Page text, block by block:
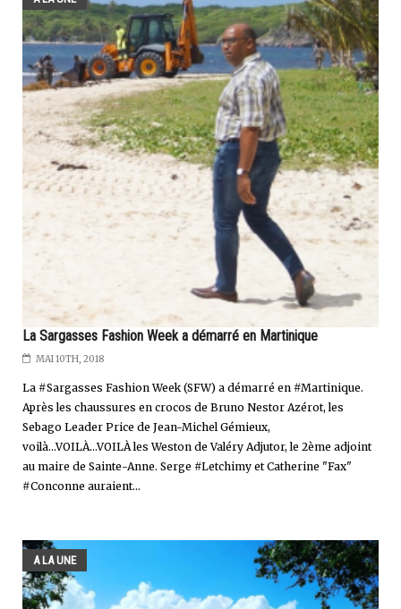
La Sargasses Fashion Week a démarré en Martinique
MAI 10TH, 2018
La #Sargasses Fashion Week (SFW) a démarré en #Martinique.
Après les chaussures en crocos de Bruno Nestor Azérot, les
Sebago Leader Price de Jean-Michel Gémieux,
voilà...VOILÀ...VOILÀ les Weston de Valéry Adjutor, le 2ème adjoint
au maire de Sainte-Anne. Serge #Letchimy et Catherine "Fax"
#Conconne auraient...
A LA UNE